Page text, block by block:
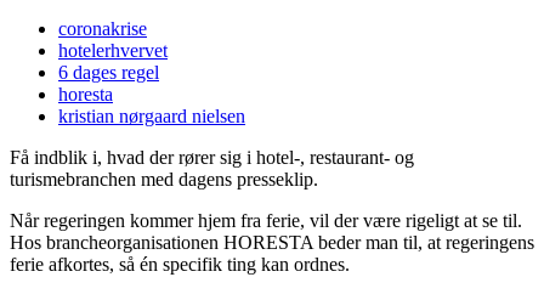
coronakrise
hotelerhvervet
6 dages regel
horesta
kristian nørgaard nielsen
Få indblik i, hvad der rører sig i hotel-, restaurant- og
turismebranchen med dagens presseklip.
Når regeringen kommer hjem fra ferie, vil der være rigeligt at se til.
Hos brancheorganisationen HORESTA beder man til, at regeringens
ferie afkortes, så én specifik ting kan ordnes.